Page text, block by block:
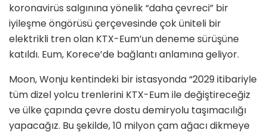
koronavirüs salgınına yönelik “daha çevreci” bir
iyileşme öngörüsü çerçevesinde çok üniteli bir
elektrikli tren olan KTX-Eum’un deneme sürüşüne
katıldı. Eum, Korece’de bağlantı anlamına geliyor.
Moon, Wonju kentindeki bir istasyonda “2029 itibariyle
tüm dizel yolcu trenlerini KTX-Eum ile değiştireceğiz
ve ülke çapında çevre dostu demiryolu taşımacılığı
yapacağız. Bu şekilde, 10 milyon çam ağacı dikmeye